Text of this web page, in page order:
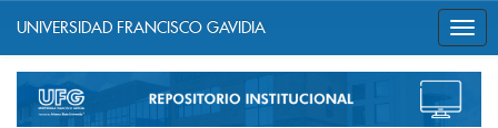
navigation
UNIVERSIDAD FRANCISCO GAVIDIA